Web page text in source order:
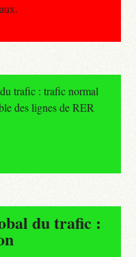
trafic : trafic normal
des lignes de RER
du trafic :